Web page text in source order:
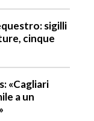
sigilli
cinque
«Cagliari
a un